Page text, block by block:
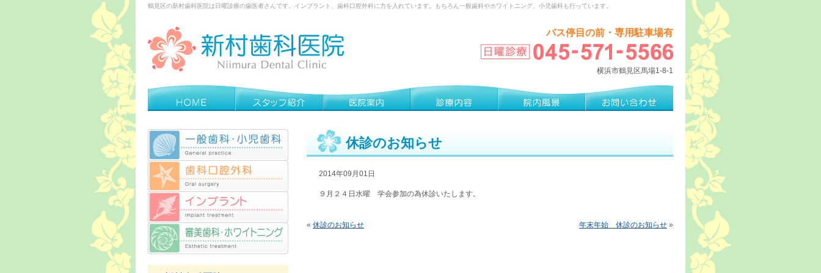
鶴見区の新村歯科医院は日曜診療の歯医者さんです。インプラント、歯科口腔外科に力を入れています。もちろん一般歯科やホワイトニング、小児歯科も行っています。
バス停目の前・専用駐車場有
横浜市鶴見区馬場1-8-1
休診のお知らせ
2014年09月01日
９月２４日水曜 学会参加の為休診いたします。
« 休診のお知らせ 年末年始 休診のお知らせ »